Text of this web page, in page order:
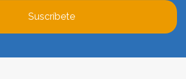
Suscríbete